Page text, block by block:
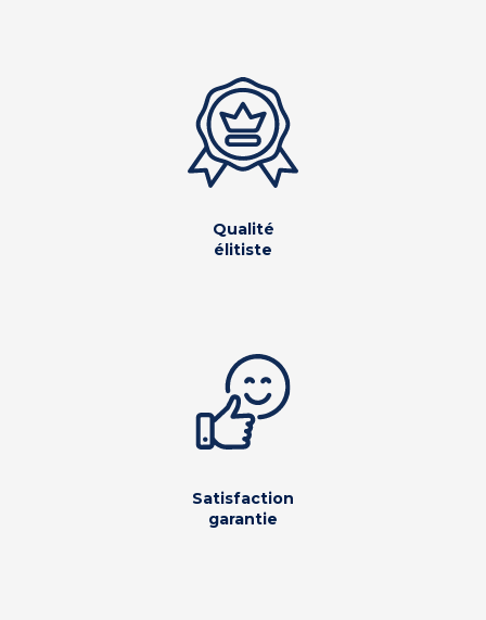
Qualité
élitiste
Satisfaction
garantie